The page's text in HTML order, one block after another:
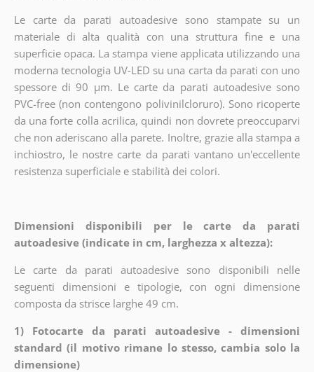
Le carte da parati autoadesive sono stampate su un
materiale di alta qualità con una struttura fine e una
superficie opaca. La stampa viene applicata utilizzando una
moderna tecnologia UV-LED su una carta da parati con uno
spessore di 90 µm. Le carte da parati autoadesive sono
PVC-free (non contengono polivinilcloruro). Sono ricoperte
da una forte colla acrilica, quindi non dovrete preoccuparvi
che non aderiscano alla parete. Inoltre, grazie alla stampa a
inchiostro, le nostre carte da parati vantano un'eccellente
resistenza superficiale e stabilità dei colori.
Dimensioni disponibili per le carte da parati
autoadesive (indicate in cm, larghezza x altezza):
Le carte da parati autoadesive sono disponibili nelle
seguenti dimensioni e tipologie, con ogni dimensione
composta da strisce larghe 49 cm.
1) Fotocarte da parati autoadesive - dimensioni
standard (il motivo rimane lo stesso, cambia solo la
dimensione)